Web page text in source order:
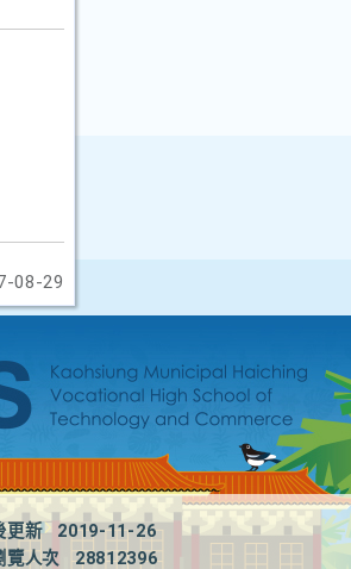
08-29
更新
2019-11-26
覽人次
28812396